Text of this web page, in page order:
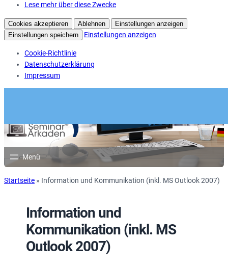
Lese mehr über diese Zwecke
Cookies akzeptieren Ablehnen
Einstellungen anzeigen
Einstellungen speichern
Einstellungen anzeigen
Cookie-Richtlinie
Datenschutzerklärung
Impressum
Startseite » Information und Kommunikation (inkl. MS Outlook 2007)
Information und
Kommunikation (inkl. MS
Outlook 2007)